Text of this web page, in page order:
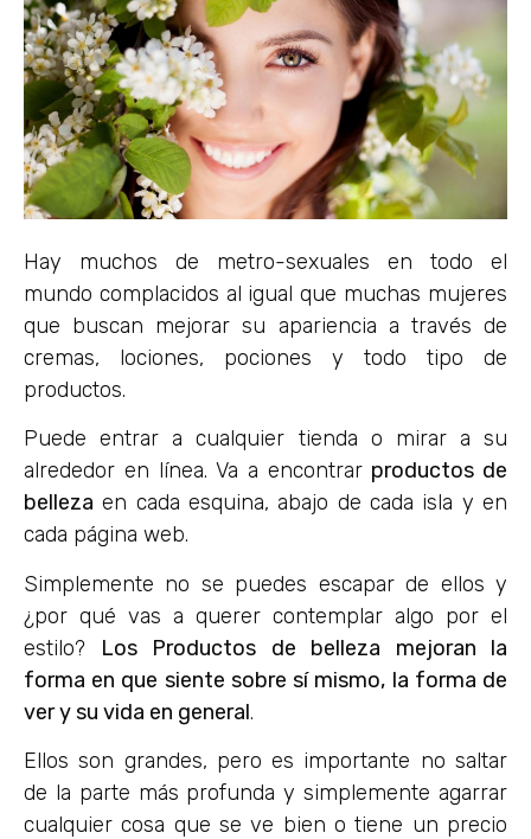
Hay muchos de metro-sexuales en todo el
mundo complacidos al igual que muchas mujeres
que buscan mejorar su apariencia a través de
cremas, lociones, pociones y todo tipo de
productos.
Puede entrar a cualquier tienda o mirar a su
alrededor en línea. Va a encontrar productos de
belleza en cada esquina, abajo de cada isla y en
cada página web.
Simplemente no se puedes escapar de ellos y
¿por qué vas a querer contemplar algo por el
estilo? Los Productos de belleza mejoran la
forma en que siente sobre sí mismo, la forma de
ver y su vida en general.
Ellos son grandes, pero es importante no saltar
de la parte más profunda y simplemente agarrar
cualquier cosa que se ve bien o tiene un precio